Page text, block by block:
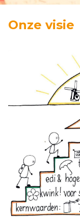
Onze visie